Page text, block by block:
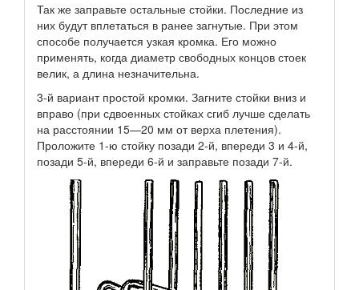
Так же заправьте остальные стойки. Последние из
них будут вплетаться в ранее загнутые. При этом
способе получается узкая кромка. Его можно
применять, когда диаметр свободных концов стоек
велик, а длина незначительна.
3-й вариант простой кромки. Загните стойки вниз и
вправо (при сдвоенных стойках сгиб лучше сделать
на расстоянии 15—20 мм от верха плетения).
Проложите 1-ю стойку позади 2-й, впереди 3 и 4-й,
позади 5-й, впереди 6-й и заправьте позади 7-й.